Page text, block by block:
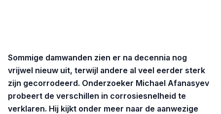
Sommige damwanden zien er na decennia nog
vrijwel nieuw uit, terwijl andere al veel eerder sterk
zijn gecorrodeerd. Onderzoeker Michael Afanasyev
probeert de verschillen in corrosiesnelheid te
verklaren. Hij kijkt onder meer naar de aanwezige